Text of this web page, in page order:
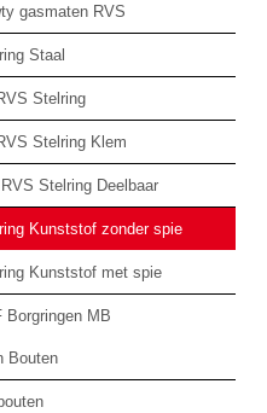
gasmaten RVS
Staal
Stelring
Stelring Klem
Stelring Deelbaar
Kunststof zonder spie
Kunststof met spie
Borgringen MB
Bouten